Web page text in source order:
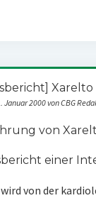
Xarelto
2000 von CBG
von
einer
von der